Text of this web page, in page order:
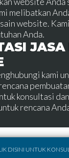
melibatkan
website.
Anda.
kami
konsultasi
rencana
DISINI UNTUK